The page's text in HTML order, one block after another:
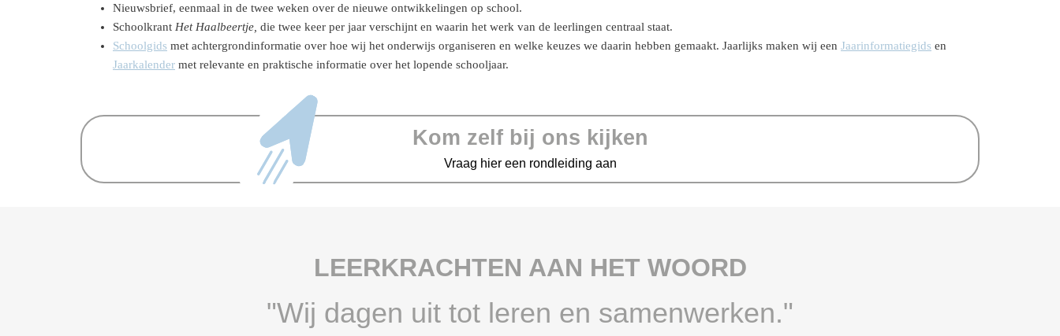
Nieuwsbrief, eenmaal in de twee weken over de nieuwe ontwikkelingen op school.
Schoolkrant Het Haalbeertje, die twee keer per jaar verschijnt en waarin het werk van de leerlingen centraal staat.
Schoolgids met achtergrondinformatie over hoe wij het onderwijs organiseren en welke keuzes we daarin hebben gemaakt. Jaarlijks maken wij een Jaarinformatiegids en
Jaarkalender met relevante en praktische informatie over het lopende schooljaar.
Kom zelf bij ons kijken
Vraag hier een rondleiding aan
LEERKRACHTEN AAN HET WOORD
"Wij dagen uit tot leren en samenwerken."